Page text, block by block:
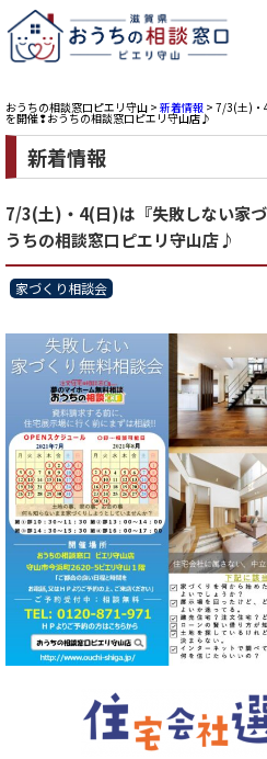
おうちの相談窓口ピエリ守山 > 新着情報 > 7/3(土)・
を開催❢おうちの相談窓口ピエリ守山店♪
新着情報
7/3(土)・4(日)は『失敗しない家
うちの相談窓口ピエリ守山店♪
家づくり相談会